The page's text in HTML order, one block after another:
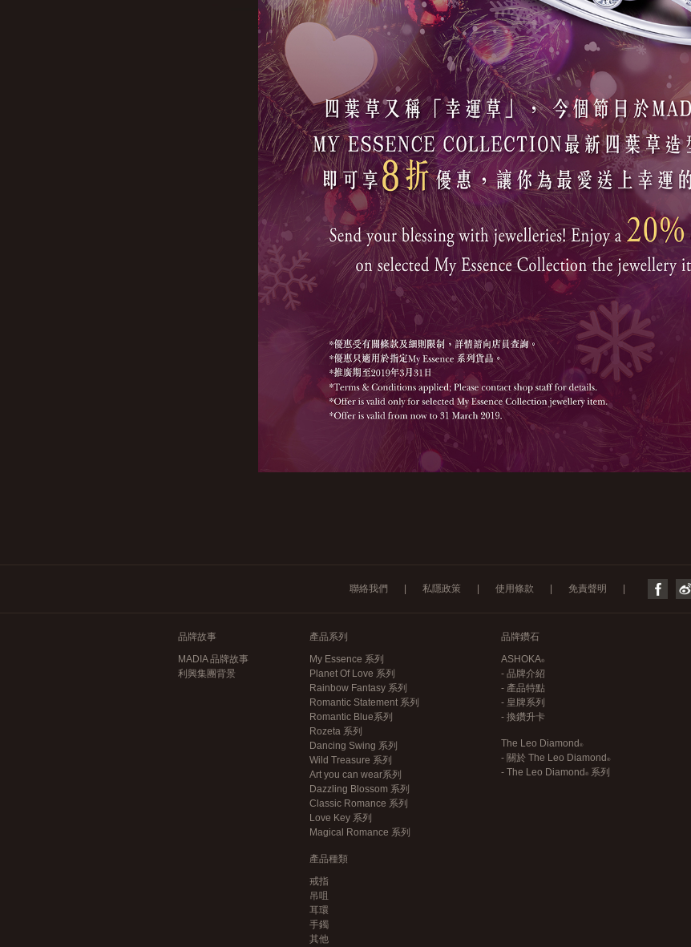
聯絡我們 私隱政策 使用條款 免責聲明
品牌故事
MADIA 品牌故事
利興集團背景
產品系列
My Essence 系列
Planet Of Love 系列
Rainbow Fantasy 系列
Romantic Statement 系列
Romantic Blue系列
Rozeta 系列
Dancing Swing 系列
Wild Treasure 系列
Art you can wear系列
Dazzling Blossom 系列
Classic Romance 系列
Love Key 系列
Magical Romance 系列
產品種類
戒指
吊咀
耳環
手鐲
其他
品牌鑽石
ASHOKA
- 品牌介紹
- 產品特點
- 皇牌系列
- 換鑽升卡
The Leo Diamond
- 關於 The Leo Diamond
- The Leo Diamond 系列